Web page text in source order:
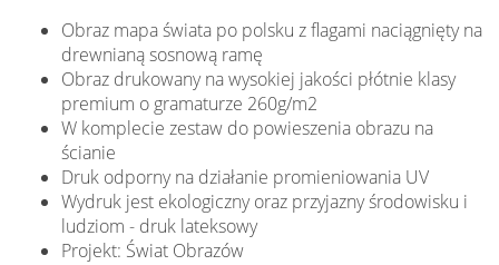
Obraz mapa świata po polsku z flagami naciągnięty na
drewnianą sosnową ramę
Obraz drukowany na wysokiej jakości płótnie klasy
premium o gramaturze 260g/m2
W komplecie zestaw do powieszenia obrazu na
ścianie
Druk odporny na działanie promieniowania UV
Wydruk jest ekologiczny oraz przyjazny środowisku i
ludziom - druk lateksowy
Projekt: Świat Obrazów